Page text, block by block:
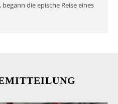
die epische Reise eines